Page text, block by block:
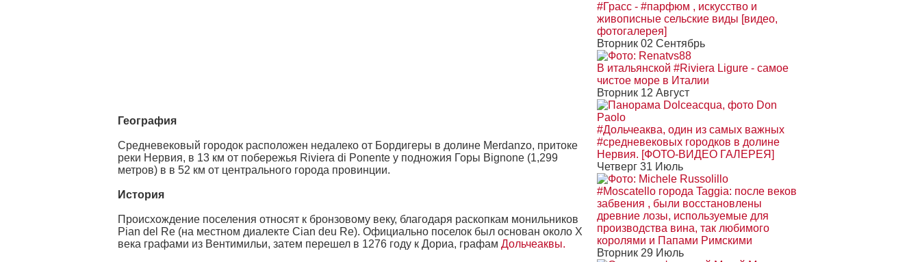
География
Средневековый городок расположен недалеко от Бордигеры в долине Merdanzo, притоке
реки Нервия, в 13 км от побережья Riviera di Ponente у подножия Горы Bignone (1,299
метров) в в 52 км от центрального города провинции.
История
Происхождение поселения относят к бронзовому веку, благодаря раскопкам монильников
Pian del Re (на местном диалекте Cian deu Re). Официально поселок был основан около Х
века графами из Вентимильи, затем перешел в 1276 году к Дориа, графам Дольчеаквы.
#Грасс - #парфюм , искусство и
живописные сельские виды [видео,
фотогалерея]
Вторник 02 Сентябрь
В итальянской #Riviera Ligure - самое
чистое море в Италии
Вторник 12 Август
#Дольчеаква, один из самых важных
#средневековых городков в долине
Нервия. [ФОТО-ВИДЕО ГАЛЕРЕЯ]
Четверг 31 Июль
#Moscatello города Taggia: после веков
забвения , были восстановлены
древние лозы, используемые для
производства вина, так любимого
королями и Папами Римскими
Вторник 29 Июль